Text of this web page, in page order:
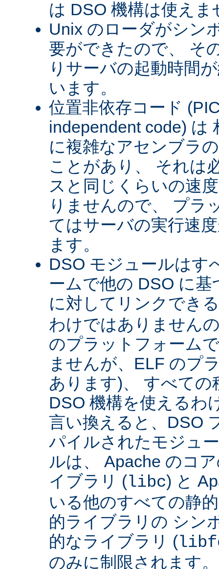
は DSO 機構は使えま
Unix のローダがシン
要ができたので、 そ
りサーバの起動時間
います。
位置非依存コード
independent code) は
に複雑なアセンブラ
ことがあり、 それは
スと同じくらいの速
りませんので、 プラ
てはサーバの実行速
ます。
DSO モジュールはす
ームで他の DSO に
に対してリンクでき
わけではありません
のプラットフォーム
ませんが、ELF のプ
あります)、 すべて
DSO 機構を使えるわ
言い換えると、DSO
パイルされたモジュ
ルは、 Apache のコ
イブラリ (libc) と
いる他のすべての静
的ライブラリの シン
的なライブラリ (
のみに制限されます